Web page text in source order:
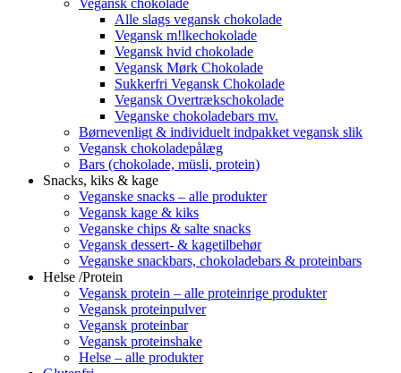
Vegansk chokolade
Alle slags vegansk chokolade
Vegansk m!lkechokolade
Vegansk hvid chokolade
Vegansk Mørk Chokolade
Sukkerfri Vegansk Chokolade
Vegansk Overtrækschokolade
Veganske chokoladebars mv.
Børnevenligt & individuelt indpakket vegansk slik
Vegansk chokoladepålæg
Bars (chokolade, müsli, protein)
Snacks, kiks & kage
Veganske snacks – alle produkter
Vegansk kage & kiks
Veganske chips & salte snacks
Vegansk dessert- & kagetilbehør
Veganske snackbars, chokoladebars & proteinbars
Helse /Protein
Vegansk protein – alle proteinrige produkter
Vegansk proteinpulver
Vegansk proteinbar
Vegansk proteinshake
Helse – alle produkter